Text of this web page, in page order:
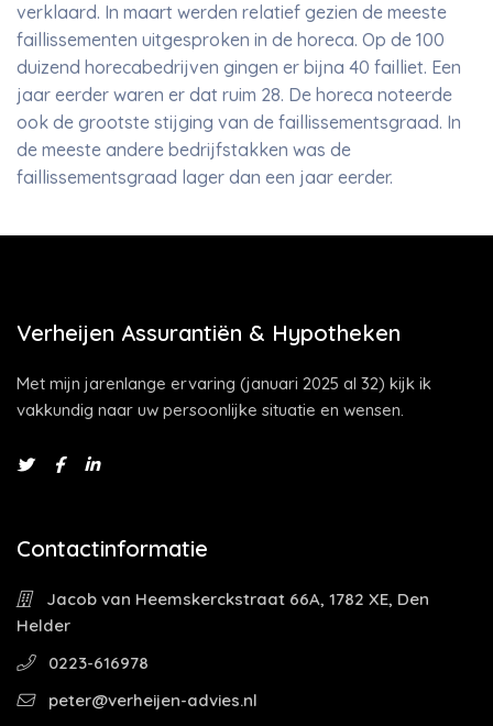
verklaard. In maart werden relatief gezien de meeste
faillissementen uitgesproken in de horeca. Op de 100
duizend horecabedrijven gingen er bijna 40 failliet. Een
jaar eerder waren er dat ruim 28. De horeca noteerde
ook de grootste stijging van de faillissementsgraad. In
de meeste andere bedrijfstakken was de
faillissementsgraad lager dan een jaar eerder.
Verheijen Assurantiën & Hypotheken
Met mijn jarenlange ervaring (januari 2025 al 32) kijk ik
vakkundig naar uw persoonlijke situatie en wensen.
Contactinformatie
Jacob van Heemskerckstraat 66A, 1782 XE, Den
Helder
0223-616978
peter@verheijen-advies.nl